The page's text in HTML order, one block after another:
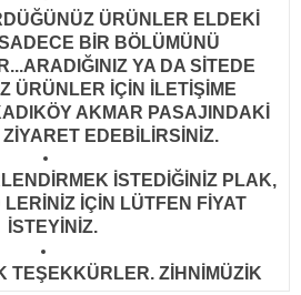
ÜRÜNLER ELDEKİ
BİR BÖLÜMÜNÜ
YA DA SİTEDE
ÜRÜNLER İÇİN İLETİŞİME
AKMAR PASAJINDAKİ
EDEBİLİRSİNİZ.
İSTEDİĞİNİZ PLAK,
İÇİN LÜTFEN FİYAT
İSTEYİNİZ.
TEŞEKKÜRLER. ZİHNİMÜZİK